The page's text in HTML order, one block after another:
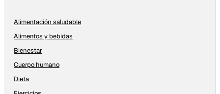
Alimentación saludable
Alimentos y bebidas
Bienestar
Cuerpo humano
Dieta